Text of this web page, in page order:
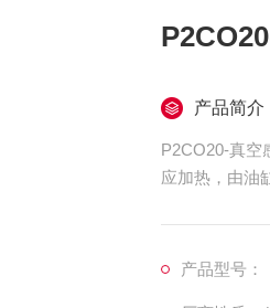
产品简介
P2CO20-真空
应加热，由油
产品型号：